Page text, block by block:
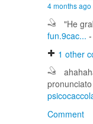
4 months ago
"He
fun.9cac... -
1 other
Comment